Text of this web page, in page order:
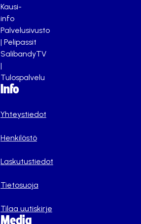
Kausi-
info
Palvelusivusto
| Pelipassit
SalibandyTV
|
Tulospalvelu
Info
Yhteystiedot
Henkilöstö
Laskutustiedot
Tietosuoja
Tilaa uutiskirje
Media